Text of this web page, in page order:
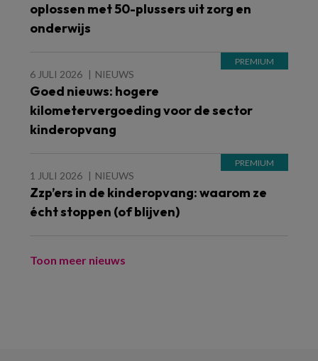
oplossen met 50-plussers uit zorg en
onderwijs
6 JULI 2026 NIEUWS
Goed nieuws: hogere
kilometervergoeding voor de sector
kinderopvang
1 JULI 2026 NIEUWS
Zzp’ers in de kinderopvang: waarom ze
écht stoppen (of blijven)
Toon meer nieuws